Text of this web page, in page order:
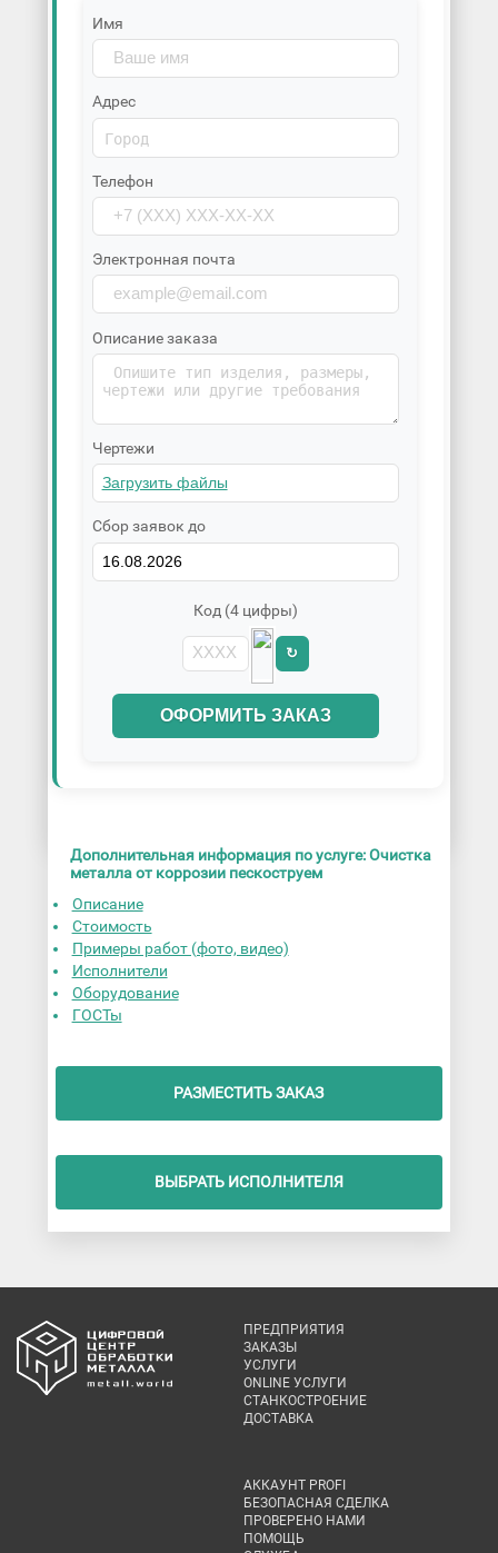
Имя
Адрес
Телефон
Электронная почта
Описание заказа
Чертежи
Сбор заявок до
Код (4 цифры)
↻
ОФОРМИТЬ ЗАКАЗ
Дополнительная информация по услуге: Очистка
металла от коррозии пескоструем
Описание
Стоимость
Примеры работ (фото, видео)
Исполнители
Оборудование
ГОСТы
РАЗМЕСТИТЬ ЗАКАЗ
ВЫБРАТЬ ИСПОЛНИТЕЛЯ
ПРЕДПРИЯТИЯ
ЗАКАЗЫ
УСЛУГИ
ONLINE УСЛУГИ
СТАНКОСТРОЕНИЕ
ДОСТАВКА
АККАУНТ PROFI
БЕЗОПАСНАЯ СДЕЛКА
ПРОВЕРЕНО НАМИ
ПОМОЩЬ